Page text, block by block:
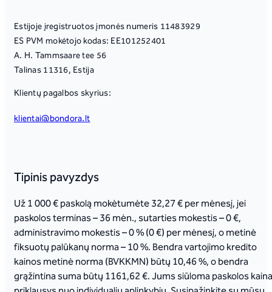
Estijoje įregistruotos įmonės numeris 11483929
ES PVM mokėtojo kodas: EE101252401
A. H. Tammsaare tee 56
Talinas 11316, Estija
Klientų pagalbos skyrius:
klientai@bondora.lt
Tipinis pavyzdys
Už 1 000 € paskolą mokėtumėte 32,27 € per mėnesį, jei
paskolos terminas – 36 mėn., sutarties mokestis – 0 €,
administravimo mokestis – 0 % (0 €) per mėnesį, o metinė
fiksuotų palūkanų norma – 10 %. Bendra vartojimo kredito
kainos metinė norma (BVKKMN) būtų 10,46 %, o bendra
grąžintina suma būtų 1161,62 €. Jums siūloma paskolos kaina